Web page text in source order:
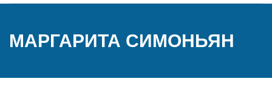
МАРГАРИТА СИМОНЬЯН